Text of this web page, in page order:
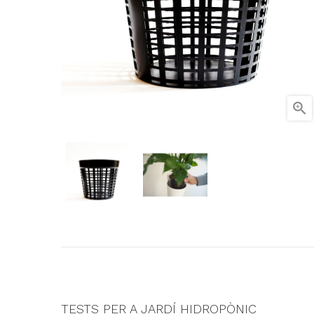

TESTS PER A JARDÍ HIDROPÒNIC